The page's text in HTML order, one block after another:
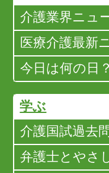
介護業界ニュ
医療介護最新
今日は何の日
学ぶ
介護国試過去
弁護士とやさ